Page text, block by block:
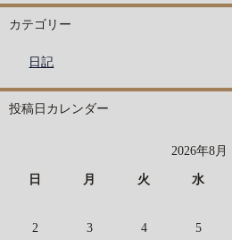
カテゴリー
日記
投稿日カレンダー
2026年8月
日 月 火 水
2
3 4 5